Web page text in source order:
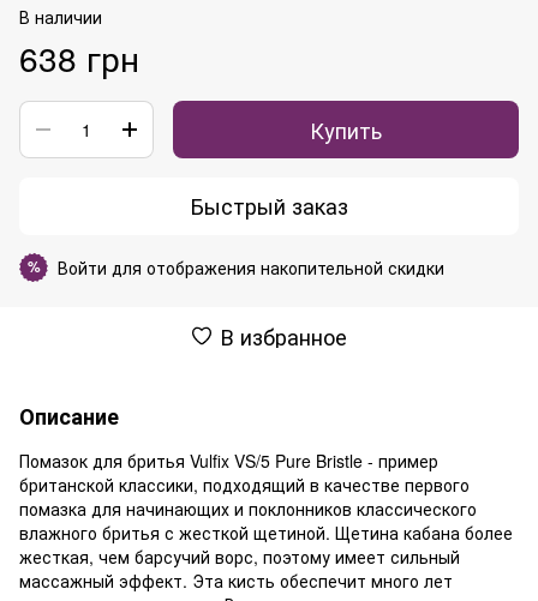
В наличии
638 грн
Купить
Быстрый заказ
% Войти для отображения накопительной скидки
В избранное
Описание
Помазок для бритья Vulfix VS/5 Pure Bristle - пример
британской классики, подходящий в качестве первого
помазка для начинающих и поклонников классического
влажного бритья с жесткой щетиной. Щетина кабана более
жесткая, чем барсучий ворс, поэтому имеет сильный
массажный эффект. Эта кисть обеспечит много лет